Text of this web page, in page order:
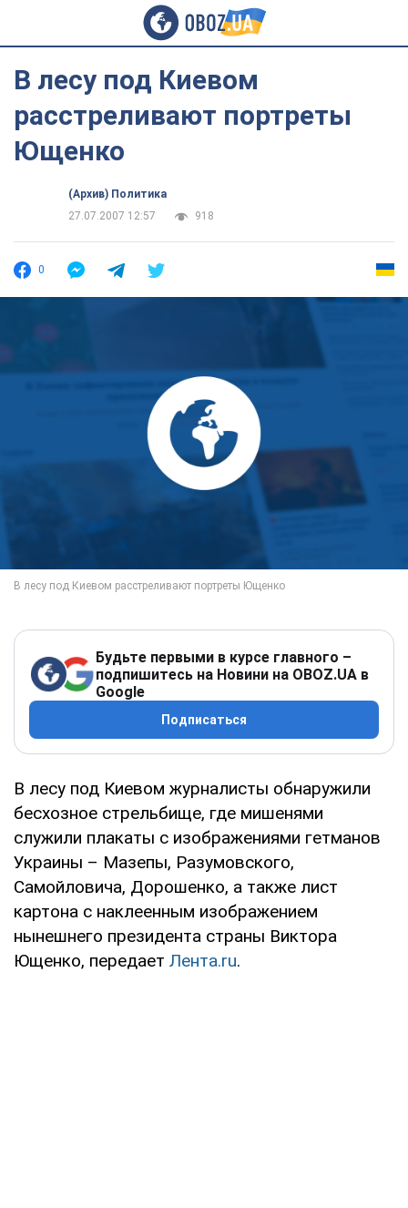
В лесу под Киевом
расстреливают портреты
Ющенко
(Архив) Политика
27.07.2007 12:57
918
0
Будьте первыми в курсе главного –
подпишитесь на Новини на OBOZ.UA в
Google
Подписаться
В лесу под Киевом журналисты обнаружили
бесхозное стрельбище, где мишенями
служили плакаты с изображениями гетманов
Украины – Мазепы, Разумовского,
Самойловича, Дорошенко, а также лист
картона с наклеенным изображением
нынешнего президента страны Виктора
Ющенко, передает Лента.ru.